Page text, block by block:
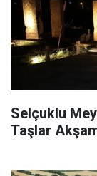
Selçuklu
Taşlar